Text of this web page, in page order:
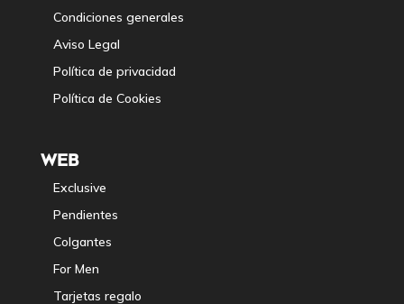
Condiciones generales
Aviso Legal
Política de privacidad
Política de Cookies
WEB
Exclusive
Pendientes
Colgantes
For Men
Tarjetas regalo